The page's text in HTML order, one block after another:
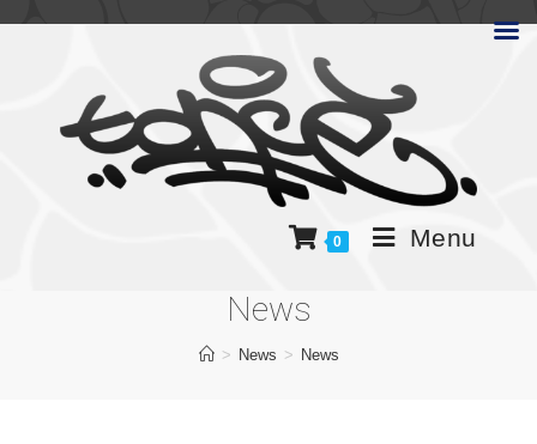
0 Menu
News
> News > News